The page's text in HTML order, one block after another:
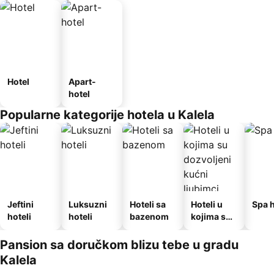
Hotel
Apart-
hotel
Popularne kategorije hotela u Kalela
Jeftini
hoteli
Luksuzni
hoteli
Hoteli sa
bazenom
Hoteli u
kojima su
kućni
ljubimci
Spa
Pansion sa doručkom blizu tebe u gradu
Kalela